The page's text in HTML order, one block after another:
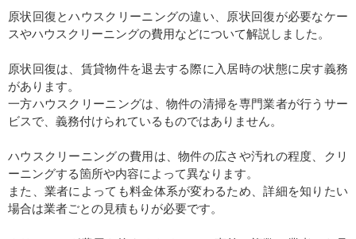
原状回復とハウスクリーニングの違い、原状回復が必要なケー
スやハウスクリーニングの費用などについて解説しました。
原状回復は、賃貸物件を退去する際に入居時の状態に戻す義務
があります。
一方ハウスクリーニングは、物件の清掃を専門業者が行うサー
ビスで、義務付けられているものではありません。
ハウスクリーニングの費用は、物件の広さや汚れの程度、クリ
ーニングする箇所や内容によって異なります。
また、業者によっても料金体系が変わるため、詳細を知りたい
場合は業者ごとの見積もりが必要です。